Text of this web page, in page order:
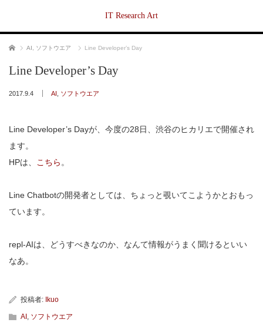
IT Research Art
ホーム AI ソフトウエア Line Developer’s Day
Line Developer’s Day
2017.9.4 AI ソフトウエア
Line Developer’s Dayが、今度の28日、渋谷のヒカリエで開催され
ます。
HPは、
こちら 。
Line Chatbotの開発者としては、ちょっと覗いてこようかとおもっ
ています。
repl-AIは、どうすべきなのか、なんて情報がうまく聞けるといい
なあ。
投稿者: Ikuo
AI , ソフトウエア